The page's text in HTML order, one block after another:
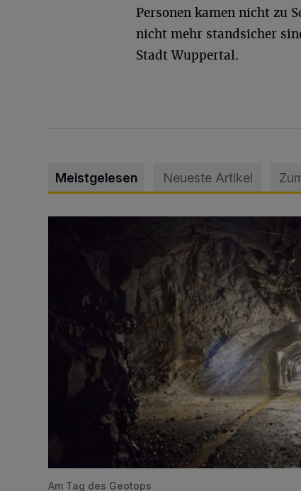
Personen kamen nicht zu
nicht mehr standsicher
Stadt Wuppertal.
Meistgelesen Neueste Artikel
Am Tag des Geotops